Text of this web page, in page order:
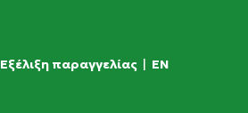
Εξέλιξη παραγγελίας | EN